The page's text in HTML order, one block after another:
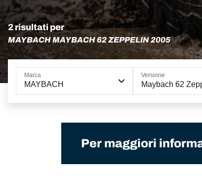
2 risultati per
MAYBACH MAYBACH 62 ZEPPELIN 2005
Marca
MAYBACH
Versione
Maybach 62
Per maggiori